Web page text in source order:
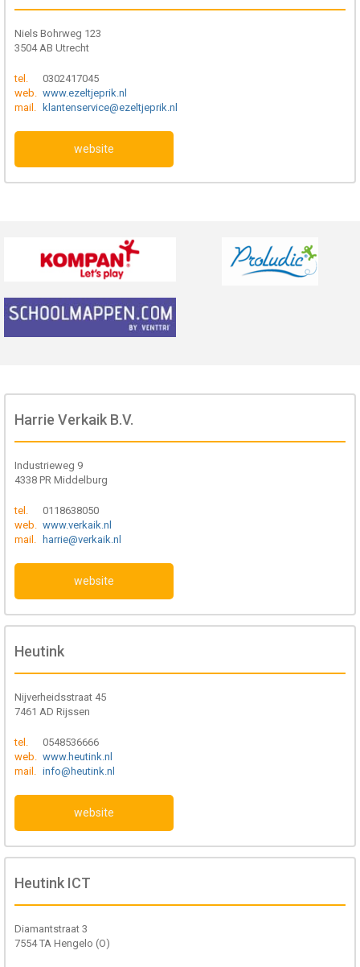
Niels Bohrweg 123
3504 AB Utrecht
tel.
0302417045
web.
www.ezeltjeprik.nl
mail.
klantenservice@ezeltjeprik.nl
website
Harrie Verkaik B.V.
Industrieweg 9
4338 PR Middelburg
tel.
0118638050
web. www.verkaik.nl
mail.
harrie@verkaik.nl
website
Heutink
Nijverheidsstraat 45
7461 AD Rijssen
tel.
0548536666
web. www.heutink.nl
mail. info@heutink.nl
website
Heutink ICT
Diamantstraat 3
7554 TA Hengelo (O)